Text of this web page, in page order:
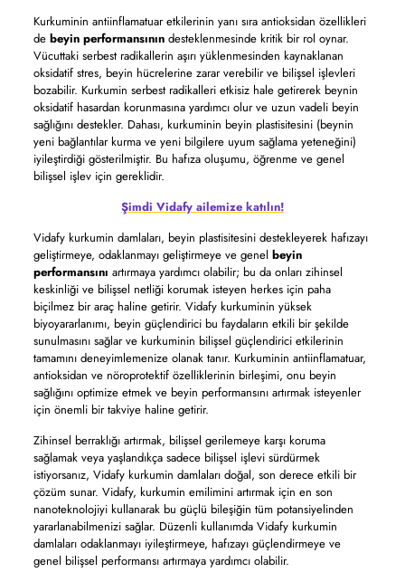
Kurkuminin antiinflamatuar etkilerinin yanı sıra antioksidan özellikleri
de beyin performansınındesteklenmesinde kritik bir rol oynar.
Vücuttaki serbest radikallerin aşırı yüklenmesinden kaynaklanan
oksidatif stres, beyin hücrelerine zarar verebilir ve bilişsel işlevleri
bozabilir. Kurkumin serbest radikalleri etkisiz hale getirerek beynin
oksidatif hasardan korunmasına yardımcı olur ve uzun vadeli beyin
sağlığını destekler. Dahası, kurkuminin beyin plastisitesini (beynin
yeni bağlantılar kurma ve yeni bilgilere uyum sağlama yeteneğini)
iyileştirdiği gösterilmiştir. Bu hafıza oluşumu, öğrenme ve genel
bilişsel işlev için gereklidir.
Şimdi Vidafy ailemize katılın!
Vidafy kurkumin damlaları, beyin plastisitesini destekleyerek hafızayı
geliştirmeye, odaklanmayı geliştirmeye ve genel beyin
performansını artırmaya yardımcı olabilir; bu da onları zihinsel
keskinliği ve bilişsel netliği korumak isteyen herkes için paha
biçilmez bir araç haline getirir. Vidafy kurkuminin yüksek
biyoyararlanımı, beyin güçlendirici bu faydaların etkili bir şekilde
sunulmasını sağlar ve kurkuminin bilişsel güçlendirici etkilerinin
tamamını deneyimlemenize olanak tanır. Kurkuminin antiinflamatuar,
antioksidan ve nöroprotektif özelliklerinin birleşimi, onu beyin
sağlığını optimize etmek ve beyin performansını artırmak isteyenler
için önemli bir takviye haline getirir.
Zihinsel berraklığı artırmak, bilişsel gerilemeye karşı koruma
sağlamak veya yaşlandıkça sadece bilişsel işlevi sürdürmek
istiyorsanız, Vidafy kurkumin damlaları doğal, son derece etkili bir
çözüm sunar. Vidafy, kurkumin emilimini artırmak için en son
nanoteknolojiyi kullanarak bu güçlü bileşiğin tüm potansiyelinden
yararlanabilmenizi sağlar. Düzenli kullanımda Vidafy kurkumin
damlaları odaklanmayı iyileştirmeye, hafızayı güçlendirmeye ve
genel bilişsel performansı artırmaya yardımcı olabilir.